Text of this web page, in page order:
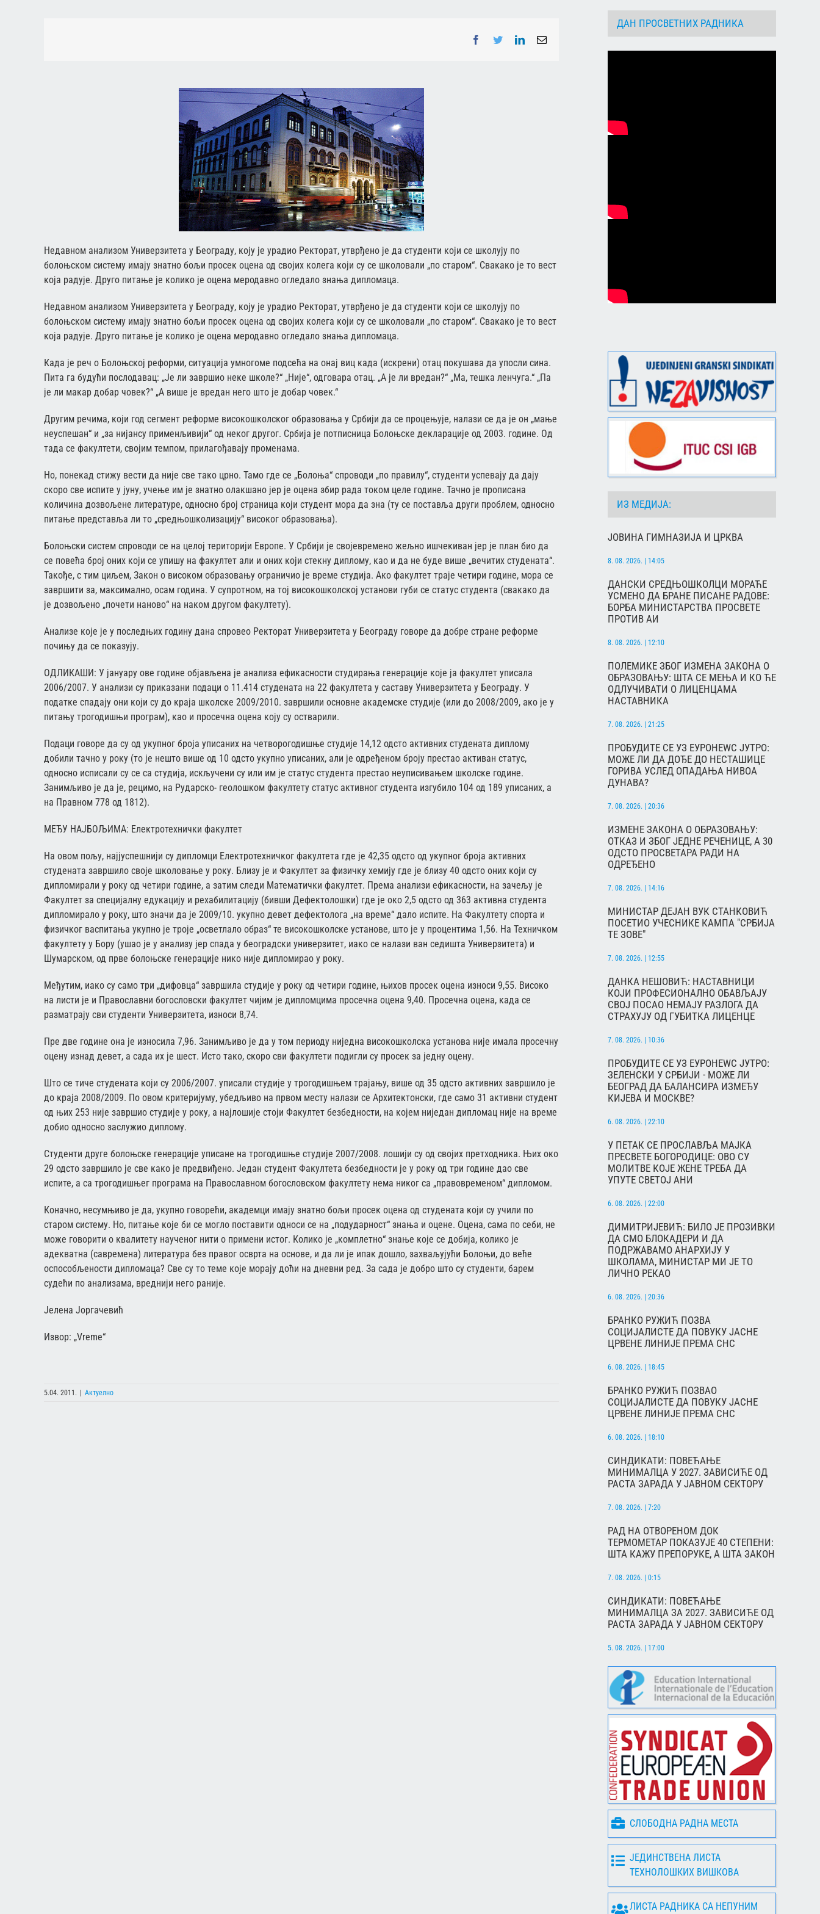
Facebook
TwitterLinkedInEmail
Недавном анализом Универзитета у Београду, коју је урадио Ректорат, утврђено је да студенти који се школују по
болоњском систему имају знатно бољи просек оцена од својих колега који су се школовали „по старом“. Свакако је то вест
која радује. Друго питање је колико је оцена меродавно огледало знања дипломаца.
Недавном анализом Универзитета у Београду, коју је урадио Ректорат, утврђено је да студенти који се школују по
болоњском систему имају знатно бољи просек оцена од својих колега који су се школовали „по старом“. Свакако је то вест
која радује. Друго питање је колико је оцена меродавно огледало знања дипломаца.
Када је реч о Болоњској реформи, ситуација умногоме подсећа на онај виц када (искрени) отац покушава да упосли сина.
Пита га будући послодавац: „Је ли завршио неке школе?“ „Није“, одговара отац. „А је ли вредан?“ „Ма, тешка ленчуга.“ „Па
је ли макар добар човек?“ „А више је вредан него што је добар човек.“
Другим речима, који год сегмент реформе високошколског образовања у Србији да се процењује, налази се да је он „мање
неуспешан“ и „за нијансу применљивији“ од неког другог. Србија је потписница Болоњске декларације од 2003. године. Од
тада се факултети, својим темпом, прилагођавају променама.
Но, понекад стижу вести да није све тако црно. Тамо где се „Болоња“ спроводи „по правилу“, студенти успевају да дају
скоро све испите у јуну, учење им је знатно олакшано јер је оцена збир рада током целе године. Тачно је прописана
количина дозвољене литературе, односно број страница који студент мора да зна (ту се поставља други проблем, односно
питање представља ли то „средњошколизацију“ високог образовања).
Болоњски систем спроводи се на целој територији Европе. У Србији је својевремено жељно ишчекиван јер је план био да
се повећа број оних који се упишу на факултет али и оних који стекну диплому, као и да не буде више „вечитих студената“.
Такође, с тим циљем, Закон о високом образовању ограничио је време студија. Ако факултет траје четири године, мора се
завршити за, максимално, осам година. У супротном, на тој високошколској установи губи се статус студента (свакако да
је дозвољено „почети наново“ на наком другом факултету).
Анализе које је у последњих годину дана спровео Ректорат Универзитета у Београду говоре да добре стране реформе
почињу да се показују.
ОДЛИКАШИ: У јануару ове године објављена је анализа ефикасности студирања генерације које ја факултет уписала
2006/2007. У анализи су приказани подаци о 11.414 студената на 22 факултета у саставу Универзитета у Београду. У
податке спадају они који су до краја школске 2009/2010. завршили основне академске студије (или до 2008/2009, ако је у
питању трогодишњи програм), као и просечна оцена коју су остварили.
Подаци говоре да су од укупног броја уписаних на четворогодишње студије 14,12 одсто активних студената диплому
добили тачно у року (то је нешто више од 10 одсто укупно уписаних, али је одређеном броју престао активан статус,
односно исписали су се са студија, искључени су или им је статус студента престао неуписивањем школске године.
Занимљиво је да је, рецимо, на Рударско- геолошком факултету статус активног студента изгубило 104 од 189 уписаних, а
на Правном 778 од 1812).
МЕЂУ НАЈБОЉИМА: Електротехнички факултет
На овом пољу, најјуспешнији су дипломци Електротехничког факултета где је 42,35 одсто од укупног броја активних
студената завршило своје школовање у року. Близу је и Факултет за физичку хемију где је близу 40 одсто оних који су
дипломирали у року од четири године, а затим следи Математички факултет. Према анализи ефикасности, на зачељу је
Факултет за специјалну едукацију и рехабилитацију (бивши Дефектолошки) где је око 2,5 одсто од 363 активна студента
дипломирало у року, што значи да је 2009/10. укупно девет дефектолога „на време“ дало испите. На Факултету спорта и
физичког васпитања укупно је троје „осветлало образ“ те високошколске установе, што је у процентима 1,56. На Техничком
факултету у Бору (ушао је у анализу јер спада у београдски универзитет, иако се налази ван седишта Универзитета) и
Шумарском, од прве болоњске генерације нико није дипломирао у року.
Међутим, иако су само три „дифовца“ завршила студије у року од четири године, њихов просек оцена износи 9,55. Високо
на листи је и Православни богословски факултет чијим је дипломцима просечна оцена 9,40. Просечна оцена, када се
разматрају сви студенти Универзитета, износи 8,74.
Пре две године она је износила 7,96. Занимљиво је да у том периоду ниједна високошколска установа није имала просечну
оцену изнад девет, а сада их је шест. Исто тако, скоро сви факултети подигли су просек за једну оцену.
Што се тиче студената који су 2006/2007. уписали студије у трогодишњем трајању, више од 35 одсто активних завршило је
до краја 2008/2009. По овом критеријуму, убедљиво на првом месту налази се Архитектонски, где само 31 активни студент
од њих 253 није завршио студије у року, а најлошије стоји Факултет безбедности, на којем ниједан дипломац није на време
добио односно заслужио диплому.
Студенти друге болоњске генерације уписане на трогодишње студије 2007/2008. лошији су од својих претходника. Њих око
29 одсто завршило је све како је предвиђено. Један студент Факултета безбедности је у року од три године дао све
испите, а са трогодишњег програма на Православном богословском факултету нема никог са „правовременом“ дипломом.
Коначно, несумњиво је да, укупно говорећи, академци имају знатно бољи просек оцена од студената који су учили по
старом систему. Но, питање које би се могло поставити односи се на „подударност“ знања и оцене. Оцена, сама по себи, не
може говорити о квалитету наученог нити о примени истог. Колико је „комплетно“ знање које се добија, колико је
адекватна (савремена) литература без правог осврта на основе, и да ли је ипак дошло, захваљујући Болоњи, до веће
оспособљености дипломаца? Све су то теме које морају доћи на дневни ред. За сада је добро што су студенти, барем
судећи по анализама, вреднији него раније.
Јелена Јоргачевић
Извор: „Vreme“
5.04. 2011. Актуелно
ДАН ПРОСВЕТНИХ РАДНИКА
ИЗ МЕДИЈА:
ЈОВИНА ГИМНАЗИЈА И ЦРКВА
8. 08. 2026. | 14:05
ДАНСКИ СРЕДЊОШКОЛЦИ МОРАЋЕ
УСМЕНО ДА БРАНЕ ПИСАНЕ РАДОВЕ:
БОРБА МИНИСТАРСТВА ПРОСВЕТЕ
ПРОТИВ АИ
8. 08. 2026. | 12:10
ПОЛЕМИКЕ ЗБОГ ИЗМЕНА ЗАКОНА О
ОБРАЗОВАЊУ: ШТА СЕ МЕЊА И КО ЋЕ
ОДЛУЧИВАТИ О ЛИЦЕНЦАМА
НАСТАВНИКА
7. 08. 2026. | 21:25
ПРОБУДИТЕ СЕ УЗ ЕУРОНЕWС ЈУТРО:
МОЖЕ ЛИ ДА ДОЂЕ ДО НЕСТАШИЦЕ
ГОРИВА УСЛЕД ОПАДАЊА НИВОА
ДУНАВА?
7. 08. 2026. | 20:36
ИЗМЕНЕ ЗАКОНА О ОБРАЗОВАЊУ:
ОТКАЗ И ЗБОГ ЈЕДНЕ РЕЧЕНИЦЕ, А 30
ОДСТО ПРОСВЕТАРА РАДИ НА
ОДРЕЂЕНО
7. 08. 2026. | 14:16
МИНИСТАР ДЕЈАН ВУК СТАНКОВИЋ
ПОСЕТИО УЧЕСНИКЕ КАМПА "СРБИЈА
ТЕ ЗОВЕ"
7. 08. 2026. | 12:55
ДАНКА НЕШОВИЋ: НАСТАВНИЦИ
КОЈИ ПРОФЕСИОНАЛНО ОБАВЉАЈУ
СВОЈ ПОСАО НЕМАЈУ РАЗЛОГА ДА
СТРАХУЈУ ОД ГУБИТКА ЛИЦЕНЦЕ
7. 08. 2026. | 10:36
ПРОБУДИТЕ СЕ УЗ ЕУРОНЕWС ЈУТРО:
ЗЕЛЕНСКИ У СРБИЈИ - МОЖЕ ЛИ
БЕОГРАД ДА БАЛАНСИРА ИЗМЕЂУ
КИЈЕВА И МОСКВЕ?
6. 08. 2026. | 22:10
У ПЕТАК СЕ ПРОСЛАВЉА МАЈКА
ПРЕСВЕТЕ БОГОРОДИЦЕ: ОВО СУ
МОЛИТВЕ КОЈЕ ЖЕНЕ ТРЕБА ДА
УПУТЕ СВЕТОЈ АНИ
6. 08. 2026. | 22:00
ДИМИТРИЈЕВИЋ: БИЛО ЈЕ ПРОЗИВКИ
ДА СМО БЛОКАДЕРИ И ДА
ПОДРЖАВАМО АНАРХИЈУ У
ШКОЛАМА, МИНИСТАР МИ ЈЕ ТО
ЛИЧНО РЕКАО
6. 08. 2026. | 20:36
БРАНКО РУЖИЋ ПОЗВА
СОЦИЈАЛИСТЕ ДА ПОВУКУ ЈАСНЕ
ЦРВЕНЕ ЛИНИЈЕ ПРЕМА СНС
6. 08. 2026. | 18:45
БРАНКО РУЖИЋ ПОЗВАО
СОЦИЈАЛИСТЕ ДА ПОВУКУ ЈАСНЕ
ЦРВЕНЕ ЛИНИЈЕ ПРЕМА СНС
6. 08. 2026. | 18:10
СИНДИКАТИ: ПОВЕЋАЊЕ
МИНИМАЛЦА У 2027. ЗАВИСИЋЕ ОД
РАСТА ЗАРАДА У ЈАВНОМ СЕКТОРУ
7. 08. 2026. | 7:20
РАД НА ОТВОРЕНОМ ДОК
ТЕРМОМЕТАР ПОКАЗУЈЕ 40 СТЕПЕНИ:
ШТА КАЖУ ПРЕПОРУКЕ, А ШТА ЗАКОН
7. 08. 2026. | 0:15
СИНДИКАТИ: ПОВЕЋАЊЕ
МИНИМАЛЦА ЗА 2027. ЗАВИСИЋЕ ОД
РАСТА ЗАРАДА У ЈАВНОМ СЕКТОРУ
5. 08. 2026. | 17:00
СЛОБОДНА РАДНА МЕСТА
ЈЕДИНСТВЕНА ЛИСТА
ТЕХНОЛОШКИХ ВИШКОВА
ЛИСТА РАДНИКА СА НЕПУНИМ